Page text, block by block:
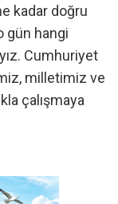
kadar doğru
gün hangi
Cumhuriyet
milletimiz ve
çalışmaya